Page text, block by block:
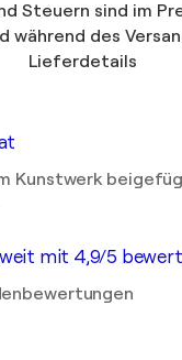
Steuern sind im
während des
Lieferdetails
Kunstwerk
mit 4,9/5